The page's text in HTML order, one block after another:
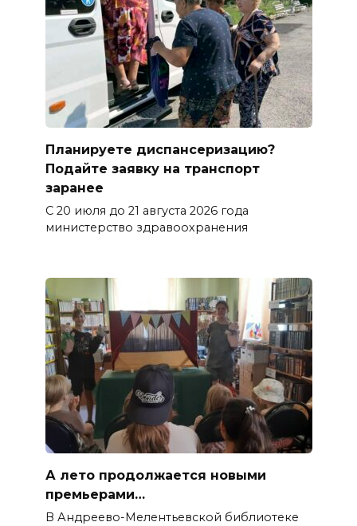
Планируете диспансеризацию?
Подайте заявку на транспорт
заранее
С 20 июля до 21 августа 2026 года
министерство здравоохранения
А лето продолжается новыми
премьерами…
В Андреево-Мелентьевской библиотеке